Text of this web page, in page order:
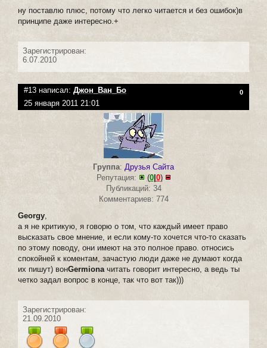
ну поставлю плюс, потому что легко читается и без ошибок)в
принципе даже интересно.+
Зарегистрирован:
6.07.2010
#13 написал: Джон_Ван_Бо 0
25 января 2011 21:01
Группа: Друзья Сайта
Репутация:
(0|0)
Публикаций: 34
Комментариев: 774
Georgy
а я не критикую, я говорю о том, что каждый имеет право
высказать свое мнение, и если кому-то хочется что-то сказать
по этому поводу, они имеют на это полное право. относись
спокойней к коментам, зачастую люди даже не думают когда
их пишут) вонGermiona читать говорит интересно, а ведь ты
четко задал вопрос в конце, так что вот так)))
Зарегистрирован:
21.09.2010